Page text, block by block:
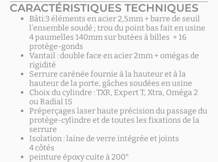
CARACTÉRISTIQUES TECHNIQUES
Bâti:3 éléments en acier 2,5mm + barre de seuil
l’ensemble soudé ; trou du point bas fait en usine
4 paumelles 140mm sur butées à billes + 16
protège-gonds
Vantail : double face en acier 2mm + omégas de
rigidité
Serrure carénée fournie à la hauteur et à la
hauteur de la porte, gâches soudées en usine
Choix du cylindre : TXR, Expert T, Xtra, Oméga 2
ou Radial IS
Préperçages laser haute précision du passage du
protège-cylindre et de toutes les fixations de la
serrure
Isolation : laine de verre intégrée et joints
4 côtés
peinture époxy cuite à 200°